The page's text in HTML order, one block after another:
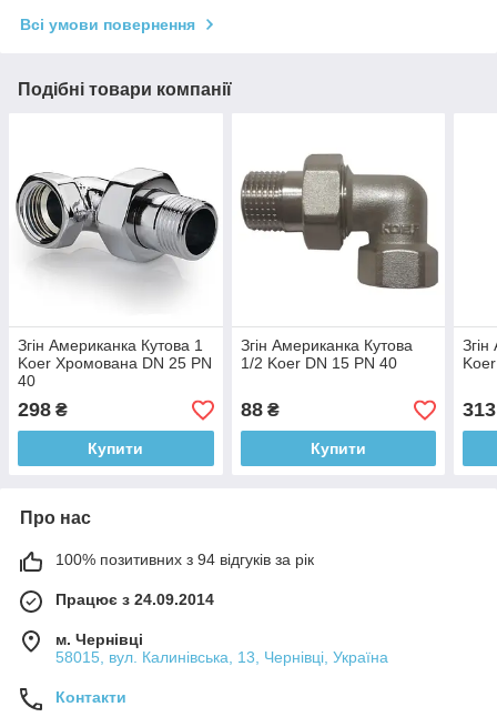
Всі умови повернення
Подібні товари компанії
Згін Американка Кутова 1
Koer Хромована DN 25 PN
40
298 ₴
Купити
Згін Американка Кутова
1/2 Koer DN 15 PN 40
88₴
Купити
313
Про нас
100% позитивних з 94 відгуків за рік
Працює з 24.09.2014
м. Чернівці
58015, вул. Калинівська, 13, Чернівці, Україна
Контакти